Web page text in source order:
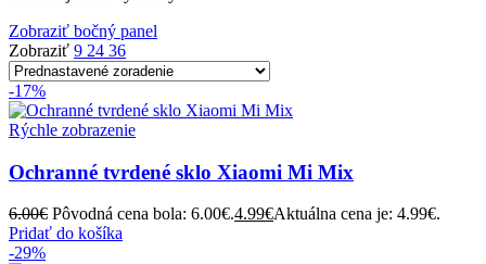
Zobraziť bočný panel
Zobraziť 9 24 36
-17%
Rýchle zobrazenie
Ochranné tvrdené sklo Xiaomi Mi Mix
6.00€ Pôvodná cena bola: 6.00€.4.99€Aktuálna cena je: 4.99€.
Pridať do košíka
-29%